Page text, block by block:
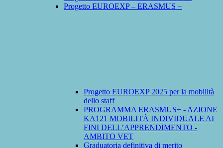
Progetto EUROEXP – ERASMUS +
Progetto EUROEXP 2025 per la mobilità
dello staff
PROGRAMMA ERASMUS+ - AZIONE
KA121 MOBILITÀ INDIVIDUALE AI
FINI DELL’APPRENDIMENTO -
AMBITO VET
Graduatoria definitiva di merito